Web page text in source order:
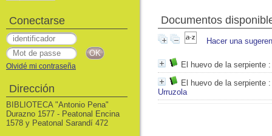
Documentos
Hacer una
El huevo de la serpiente
El huevo de la serpiente
Urruzola
Conectarse
Olvidé mi contraseña
Dirección
BIBLIOTECA "Antonio Pena"
Durazno 1577 - Peatonal Encina
1578 y Peatonal Sarandí 472